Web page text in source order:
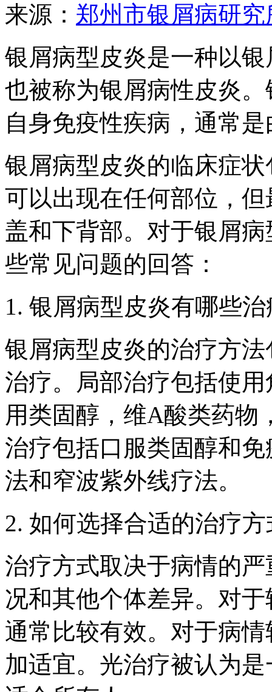
来源： 郑州市银屑病研究
银屑病型皮炎是一种以
也被称为银屑病性皮炎
自身免疫性疾病，通常
银屑病型皮炎的临床症
可以出现在任何部位，
盖和下背部。对于银屑
些常见问题的回答：
1. 银屑病型皮炎有哪些
银屑病型皮炎的治疗方
治疗。局部治疗包括使
用类固醇，维A酸类药物
治疗包括口服类固醇和
法和窄波紫外线疗法。
2. 如何选择合适的治疗
治疗方式取决于病情的
况和其他个体差异。对
通常比较有效。对于病
加适宜。光治疗被认为